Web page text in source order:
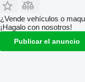
¿Vende vehículos o
¡Hagalo con nosotros!
Publicar el anuncio